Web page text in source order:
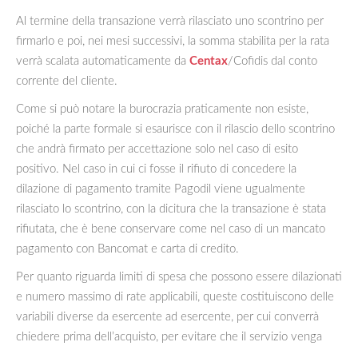
Al termine della transazione verrà rilasciato uno scontrino per
firmarlo e poi, nei mesi successivi, la somma stabilita per la rata
verrà scalata automaticamente da Centax/Cofidis dal conto
corrente del cliente.
Come si può notare la burocrazia praticamente non esiste,
poiché la parte formale si esaurisce con il rilascio dello scontrino
che andrà firmato per accettazione solo nel caso di esito
positivo. Nel caso in cui ci fosse il rifiuto di concedere la
dilazione di pagamento tramite Pagodil viene ugualmente
rilasciato lo scontrino, con la dicitura che la transazione è stata
rifiutata, che è bene conservare come nel caso di un mancato
pagamento con Bancomat e carta di credito.
Per quanto riguarda limiti di spesa che possono essere dilazionati
e numero massimo di rate applicabili, queste costituiscono delle
variabili diverse da esercente ad esercente, per cui converrà
chiedere prima dell’acquisto, per evitare che il servizio venga